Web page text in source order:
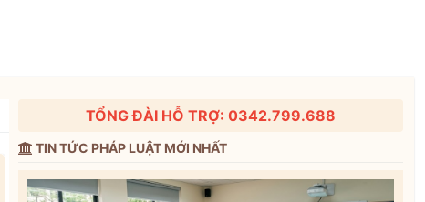
TỔNG ĐÀI HỖ TRỢ: 0342.799.688
TIN TỨC PHÁP LUẬT MỚI NHẤT